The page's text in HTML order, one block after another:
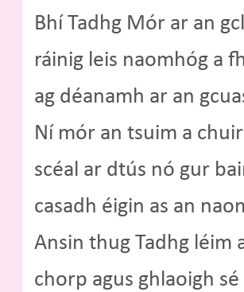
Bhí Tadhg Mór ar an
ráinig leis naomhóg a
ag déanamh ar an
Ní mór an tsuim a chuir
scéal ar dtús nó gur
casadh éigin as an
Ansin thug Tadhg léim
chorp agus ghlaoigh sé